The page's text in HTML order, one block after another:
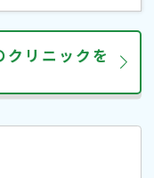
クリニックを